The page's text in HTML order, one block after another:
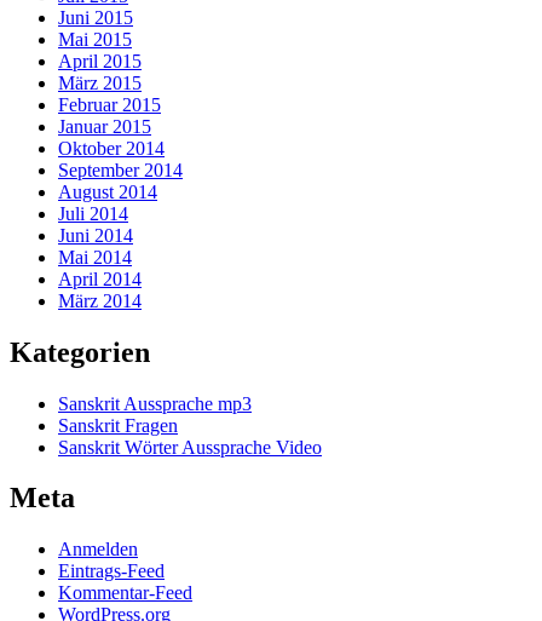
Juni 2015
Mai 2015
April 2015
März 2015
Februar 2015
Januar 2015
Oktober 2014
September 2014
August 2014
Juli 2014
Juni 2014
Mai 2014
April 2014
März 2014
Kategorien
Sanskrit Aussprache mp3
Sanskrit Fragen
Sanskrit Wörter Aussprache Video
Meta
Anmelden
Eintrags-Feed
Kommentar-Feed
WordPress.org